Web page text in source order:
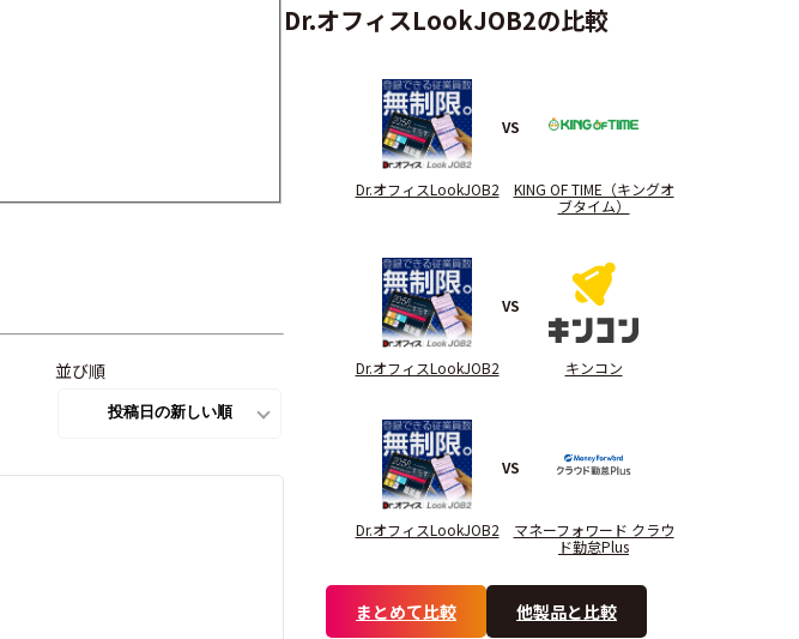
並び順
Dr.オフィスLookJOB2の比較
Dr.オフィスLookJOB2
VS
KING OF TIME（キングオ
ブタイム）
Dr.オフィスLookJOB2
VS
キンコン
Dr.オフィスLookJOB2
VS
マネーフォワード クラウ
ド勤怠Plus
まとめて比較 他製品と比較